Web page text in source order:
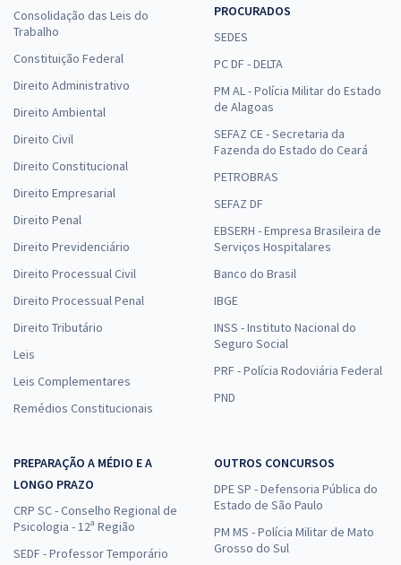
Consolidação das Leis do
Trabalho
Constituição Federal
Direito Administrativo
Direito Ambiental
Direito Civil
Direito Constitucional
Direito Empresarial
Direito Penal
Direito Previdenciário
Direito Processual Civil
Direito Processual Penal
Direito Tributário
Leis
Leis Complementares
Remédios Constitucionais
PROCURADOS
SEDES
PC DF - DELTA
PM AL - Polícia Militar do Estado
de Alagoas
SEFAZ CE - Secretaria da
Fazenda do Estado do Ceará
PETROBRAS
SEFAZ DF
EBSERH - Empresa Brasileira de
Serviços Hospitalares
Banco do Brasil
IBGE
INSS - Instituto Nacional do
Seguro Social
PRF - Polícia Rodoviária Federal
PND
PREPARAÇÃO A MÉDIO E A
LONGO PRAZO
CRP SC - Conselho Regional de
Psicologia - 12ª Região
SEDF - Professor Temporário
OUTROS CONCURSOS
DPE SP - Defensoria Pública do
Estado de São Paulo
PM MS - Polícia Militar de Mato
Grosso do Sul